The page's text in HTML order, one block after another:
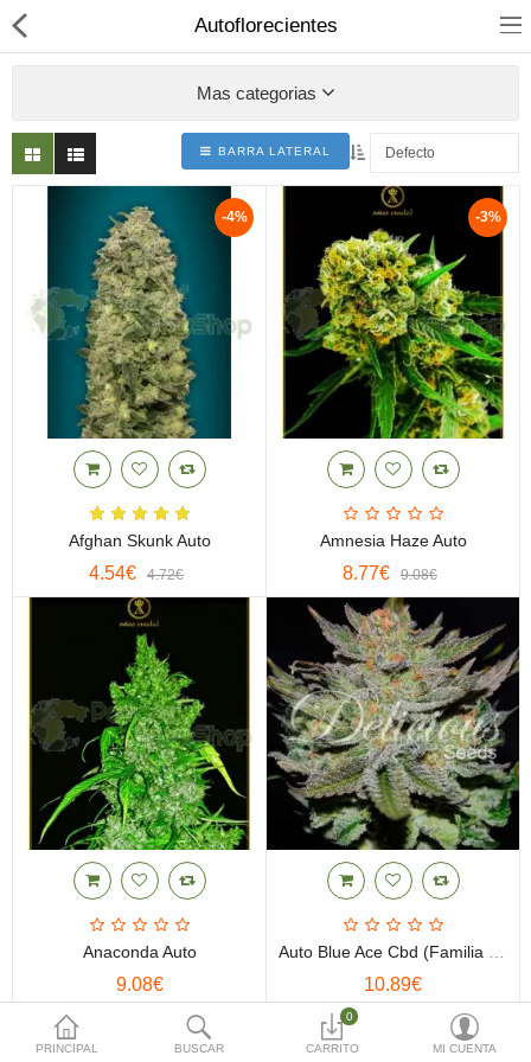
Mochilas Absorbe Olores
Armarios de cultivo
Iluminacion
Articulos Fumador
Cosecha y Secado
Productos CBD
PRINCIPAL BUSCAR
0
CARRITO MI CUENTA
Autoflorecientes
Mas categorias
BARRA LATERAL
-4%
Afghan Skunk Auto
4.54€ 4.72€
-3%
Amnesia Haze Auto
8.77€ 9.08€
Anaconda Auto
9.08€ 10.89€
-8%